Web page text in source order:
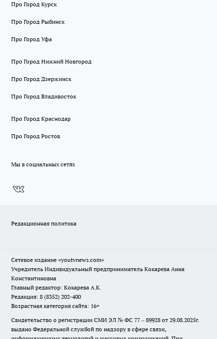
Про Город Курск
Про Город Рыбинск
Про Город Уфа
Про Город Нижний Новгород
Про Город Дзержинск
Про Город Владивосток
Про Город Краснодар
Про Город Ростов
Мы в социальных сетях
Редакционная политика
Сетевое издание «youtvnews.com»
Учредитель Индивидуальный предприниматель Кокарева Анна
Константиновна
Главный редактор: Кокарева А.К.
Редакция: 8 (8352) 202-400
Возрастная категория сайта: 16+
Свидетельство о регистрации СМИ ЭЛ № ФС 77 – 89928 от 29.08.2025г.
выдано Федеральной службой по надзору в сфере связи,